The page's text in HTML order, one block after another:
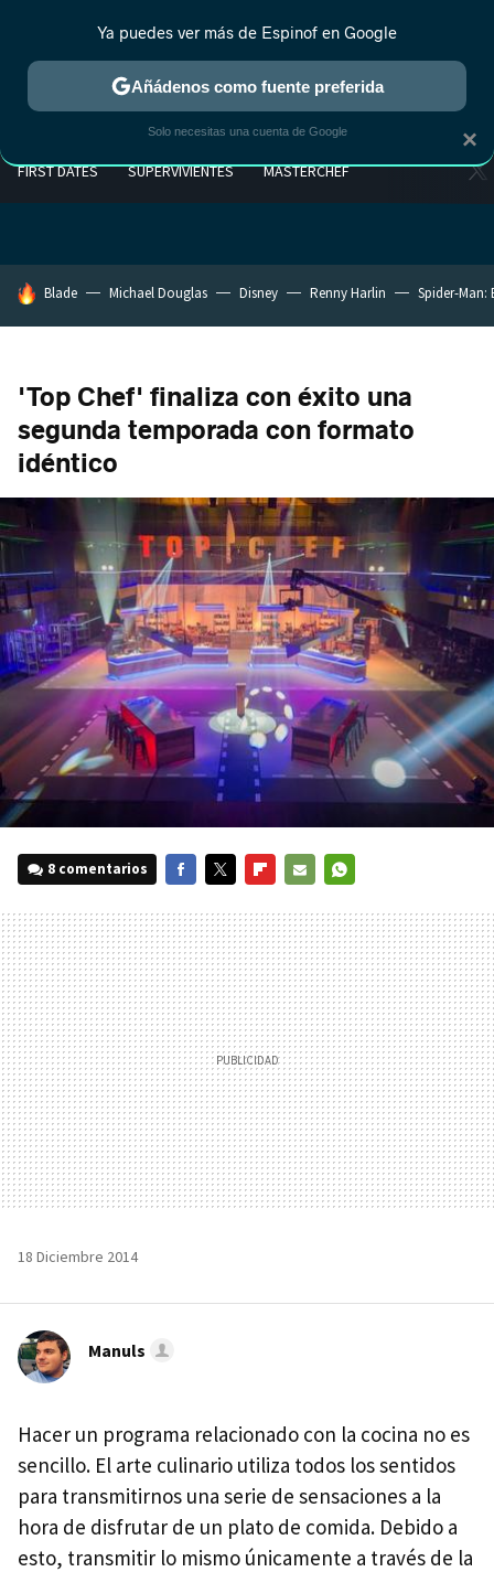
FIRST DATES SUPERVIVIENTES MASTERCHEF
HOY SE HABLA DE
Blade Michael Douglas Disney Renny Harlin Spider-Man:
'Top Chef' finaliza con éxito una
segunda temporada con formato
idéntico
8 comentarios
MAIL
18 Diciembre 2014
Manuls
Hacer un programa relacionado con la cocina no es
sencillo. El arte culinario utiliza todos los sentidos
para transmitirnos una serie de sensaciones a la
hora de disfrutar de un plato de comida. Debido a
esto, transmitir lo mismo únicamente a través de la
×
Ya puedes ver más de Espinof en Google
Añádenos como fuente preferida
Solo necesitas una cuenta de Google